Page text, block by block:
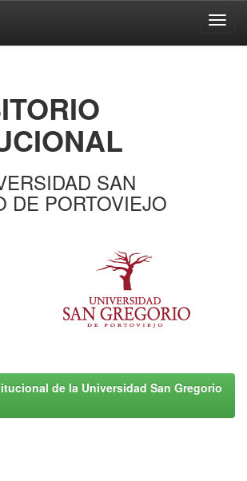
SAN
DE PORTOVIEJO
de la Universidad San Gregorio